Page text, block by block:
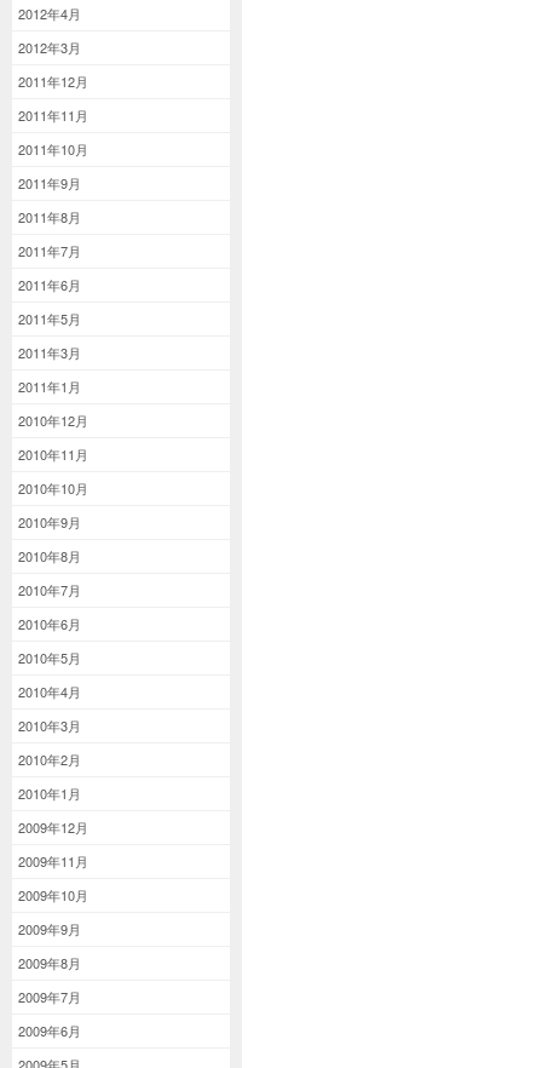
2012年4月
2012年3月
2011年12月
2011年11月
2011年10月
2011年9月
2011年8月
2011年7月
2011年6月
2011年5月
2011年3月
2011年1月
2010年12月
2010年11月
2010年10月
2010年9月
2010年8月
2010年7月
2010年6月
2010年5月
2010年4月
2010年3月
2010年2月
2010年1月
2009年12月
2009年11月
2009年10月
2009年9月
2009年8月
2009年7月
2009年6月